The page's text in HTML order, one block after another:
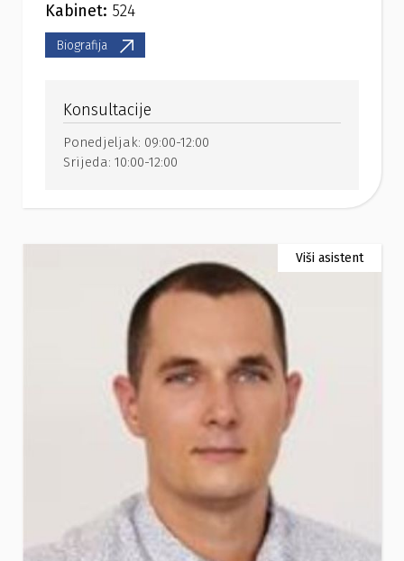
Kabinet: 524
Biografija
Konsultacije
Ponedjeljak: 09:00-12:00
Srijeda: 10:00-12:00
Viši asistent